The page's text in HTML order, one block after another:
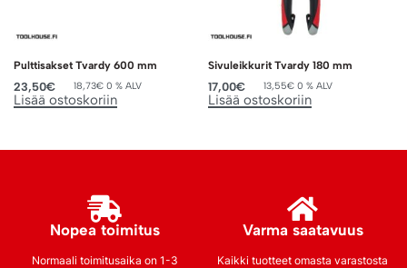
Pulttisakset Tvardy 600 mm
23,50€ 18,73€ 0 % ALV
Lisää ostoskoriin
Sivuleikkurit Tvardy 180 mm
17,00€ 13,55€ 0 % ALV
Lisää ostoskoriin
Nopea toimitus
Normaali toimitusaika on 1-3
Varma saatavuus
Kaikki tuotteet omasta varastosta